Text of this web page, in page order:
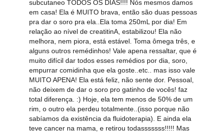
subcutaneo TODOS OS DIAS!!!! Nós mesmos damos
em casa! Ela é MUITO brava, então são duas pessoas
pra dar o soro pra ela..Ela toma 250mL por dia! Em
relação ao nível de creatitinA, estabilizou! Ela não
melhora, nem piora, está estável. Toma ômega três, e
alguns outros remédinhos! Vale apena ressaltar, que é
muito difícil dar todos esses remédios por dia, soro,
empurrar comidinha que ela goste..etc.. mas isso vale
MUITO APENA! Ela está feliz, não sente dor. Pessoal,
não deixem de dar o soro pro gatinho de vocês! faz
total diferença. :) Hoje, ela tem menos de 50% de um
rim, o outro ela perdeu totalmente..(isso porque não
sabíamos da existência da fluidoterapia). E ainda ela
teve cancer na mama, e retirou todasssssss!!!!! Mas